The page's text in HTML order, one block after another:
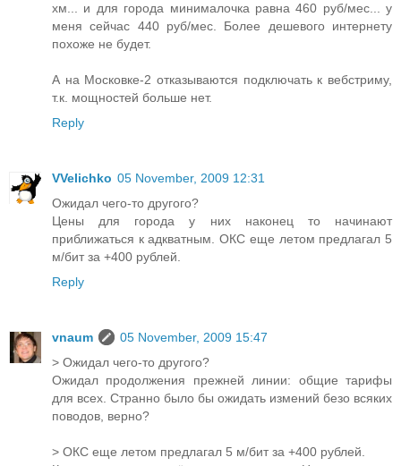
хм... и для города минималочка равна 460 руб/мес... у
меня сейчас 440 руб/мес. Более дешевого интернету
похоже не будет.
А на Московке-2 отказываются подключать к вебстриму,
т.к. мощностей больше нет.
Reply
VVelichko 05 November, 2009 12:31
Ожидал чего-то другого?
Цены для города у них наконец то начинают
приближаться к адкватным. ОКС еще летом предлагал 5
м/бит за +400 рублей.
Reply
vnaum
05 November, 2009 15:47
> Ожидал чего-то другого?
Ожидал продолжения прежней линии: общие тарифы
для всех. Странно было бы ожидать измений безо всяких
поводов, верно?
> ОКС еще летом предлагал 5 м/бит за +400 рублей.